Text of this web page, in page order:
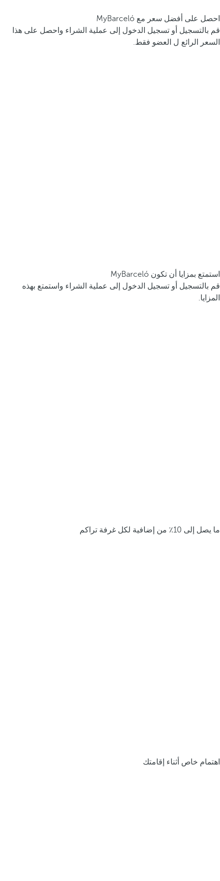
احصل على أفضل سعر مع MyBarceló
قم بالتسجيل أو تسجيل الدخول إلى عملية الشراء واحصل على هذا
السعر الرائع ل العضو فقط.
استمتع بمزايا أن تكون MyBarceló
قم بالتسجيل أو تسجيل الدخول إلى عملية الشراء واستمتع بهذه
المزايا.
ما يصل إلى 10٪ من إضافية لكل غرفة تراكم
اهتمام خاص أثناء إقامتك